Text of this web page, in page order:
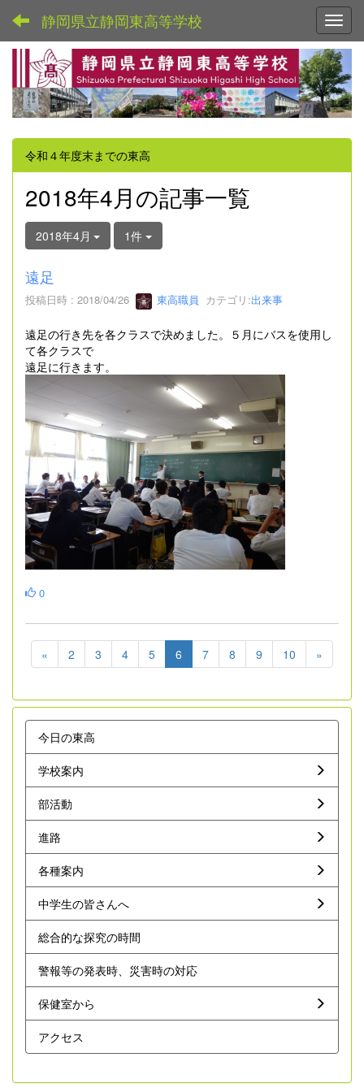
静岡県立静岡東高等学校
令和４年度末までの東高
2018年4月の記事一覧
2018年4月 1件
遠足
投稿日時 : 2018/04/26 東高職員 カテゴリ:出来事
遠足の行き先を各クラスで決めました。５月にバスを使用し
て各クラスで
遠足に行きます。
0
« 2 3 4 5 6 7 8 9 10 »
今日の東高
学校案内
部活動
進路
各種案内
中学生の皆さんへ
総合的な探究の時間
警報等の発表時、災害時の対応
保健室から
アクセス